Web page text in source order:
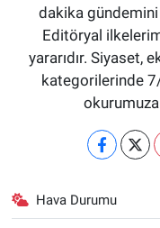
dakika gündemini
Editöryal
yararıdır. Siyaset,
kategorilerinde
Hava Durumu